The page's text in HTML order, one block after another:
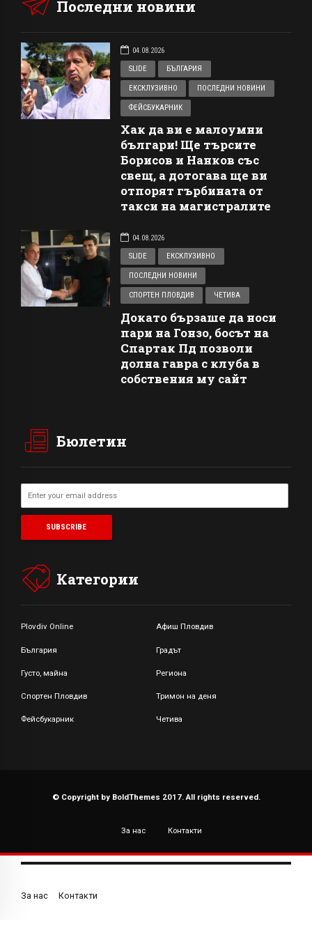
Последни новини
04.08.2026
SLIDE
БЪЛГАРИЯ
ЕКСКЛУЗИВНО ПОСЛЕДНИ НОВИНИ
ФЕЙСБУКАРНИК
Хак да ви е малоумни
българи! Ще търсите
Борисов и Нанков със
свещ, а дотогава ще ви
отпорят гърбината от
такси на магистралите
04.08.2026
SLIDE
ЕКСКЛУЗИВНО
ПОСЛЕДНИ НОВИНИ
СПОРТЕН ПЛОВДИВ ЧЕТИВА
Докато бързаше да носи
пари на Гонзо, босът на
Спартак Пд позволи
долна гавра с клуба в
собствения му сайт
Бюлетин
Категории
Plovdiv Online Афиш Пловдив
България Градът
Густо, майна Региона
Спортен Пловдив Тримон на деня
Фейсбукарник Четива
© Copyright by BoldThemes 2017. All rights reserved.
За нас Контакти
За нас Контакти